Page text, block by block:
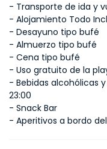
- Transporte de ida y
- Alojamiento Todo
- Desayuno tipo bufé
- Almuerzo tipo bufé
- Cena tipo bufé
- Uso gratuito de la
- Bebidas alcohólicas
23:00
- Snack Bar
- Aperitivos a bordo